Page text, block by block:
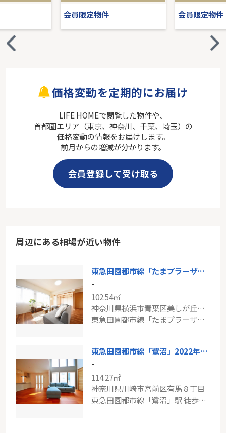
会員限定物件 会員限定物件
価格変動を定期的にお届け
LIFE HOMEで閲覧した物件や、
首都圏エリア（東京、神奈川、千葉、埼玉）の
価格変動の情報をお届けします。
前月からの増減が分かります。
会員登録して受け取る
周辺にある相場が近い物件
東急田園都市線「たまプラーザ」サンクタスヒューマンたまプラーザ
-
102.54㎡
神奈川県横浜市青葉区美しが丘西２丁目
東急田園都市線「たまプラーザ」駅 バス15分 「保野」 停歩3分
東急田園都市線「鷺沼」2022年築戸建
-
114.27㎡
神奈川県川崎市宮前区有馬８丁目
東急田園都市線「鷺沼」駅 徒歩13分